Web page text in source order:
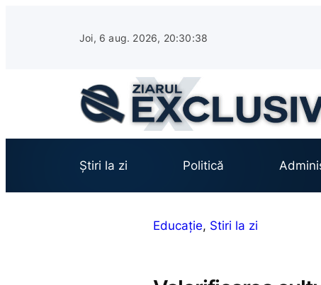
Joi, 6 aug. 2026, 20:30:40
Știri la zi Politică
Educație, Stiri la zi